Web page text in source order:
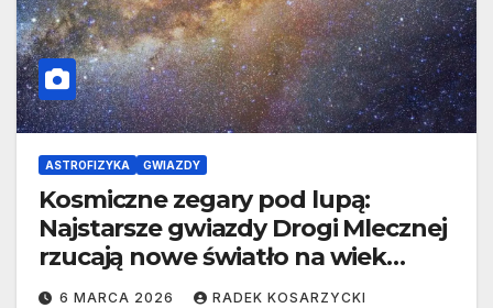
ASTROFIZYKA GWIAZDY
Kosmiczne zegary pod lupą:
Najstarsze gwiazdy Drogi Mlecznej
rzucają nowe światło na wiek
Wszechświata
6 MARCA 2026 RADEK KOSARZYCKI